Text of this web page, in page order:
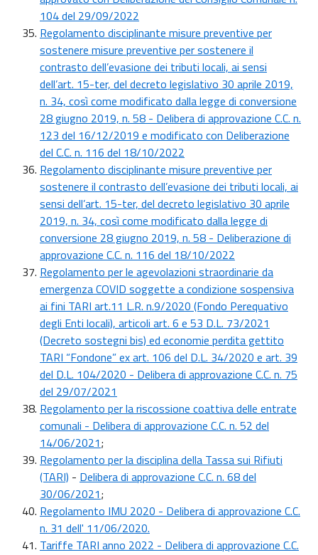
104 del 29/09/2022
Regolamento disciplinante misure preventive per
sostenere misure preventive per sostenere il
contrasto dell’evasione dei tributi locali, ai sensi
dell’art. 15-ter, del decreto legislativo 30 aprile 2019,
n. 34, così come modificato dalla legge di conversione
28 giugno 2019, n. 58 - Delibera di approvazione C.C. n.
123 del 16/12/2019 e modificato con Deliberazione
del C.C. n. 116 del 18/10/2022
Regolamento disciplinante misure preventive per
sostenere il contrasto dell’evasione dei tributi locali, ai
sensi dell’art. 15-ter, del decreto legislativo 30 aprile
2019, n. 34, così come modificato dalla legge di
conversione 28 giugno 2019, n. 58 - Deliberazione di
approvazione C.C. n. 116 del 18/10/2022
Regolamento per le agevolazioni straordinarie da
emergenza COVID soggette a condizione sospensiva
ai fini TARI art.11 L.R. n.9/2020 (Fondo Perequativo
degli Enti locali), articoli art. 6 e 53 D.L. 73/2021
(Decreto sostegni bis) ed economie perdita gettito
TARI “Fondone” ex art. 106 del D.L. 34/2020 e art. 39
del D.L. 104/2020 - Delibera di approvazione C.C. n. 75
del 29/07/2021
Regolamento per la riscossione coattiva delle entrate
comunali - Delibera di approvazione C.C. n. 52 del
14/06/2021;
Regolamento per la disciplina della Tassa sui Rifiuti
(TARI) - Delibera di approvazione C.C. n. 68 del
30/06/2021;
Regolamento IMU 2020 - Delibera di approvazione C.C.
n. 31 dell' 11/06/2020.
Tariffe TARI anno 2022 - Delibera di approvazione C.C.